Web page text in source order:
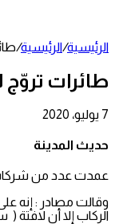
الرئيسية/الرئيسية/
طائرات تروّج
7 يوليو، 2020
فيسبوك
تويتر
لينكدإن
واتساب
تيلقرام
مشاركة
عبر
البريد
طباعة
حديث المدينة
عمدت عدد من شركات
وقالت مصادر : إنه
الركاب إلا أن لافتة (